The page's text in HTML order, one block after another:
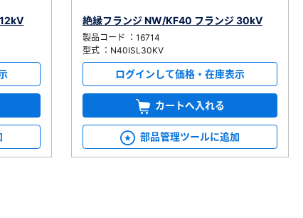
絶縁フランジ NW/KF40 フランジ 30kV
製品コード ：16714
型式 ：N40ISL30KV
ログインして価格・在庫表示
カートへ入れる
部品管理ツールに追加